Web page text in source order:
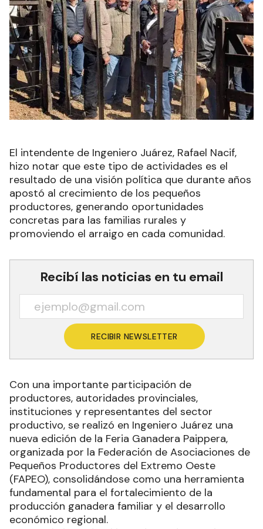
El intendente de Ingeniero Juárez, Rafael Nacif,
hizo notar que este tipo de actividades es el
resultado de una visión política que durante años
apostó al crecimiento de los pequeños
productores, generando oportunidades
concretas para las familias rurales y
promoviendo el arraigo en cada comunidad.
Recibí las noticias en tu email
RECIBIR NEWSLETTER
Con una importante participación de
productores, autoridades provinciales,
instituciones y representantes del sector
productivo, se realizó en Ingeniero Juárez una
nueva edición de la Feria Ganadera Paippera,
organizada por la Federación de Asociaciones de
Pequeños Productores del Extremo Oeste
(FAPEO), consolidándose como una herramienta
fundamental para el fortalecimiento de la
producción ganadera familiar y el desarrollo
económico regional.